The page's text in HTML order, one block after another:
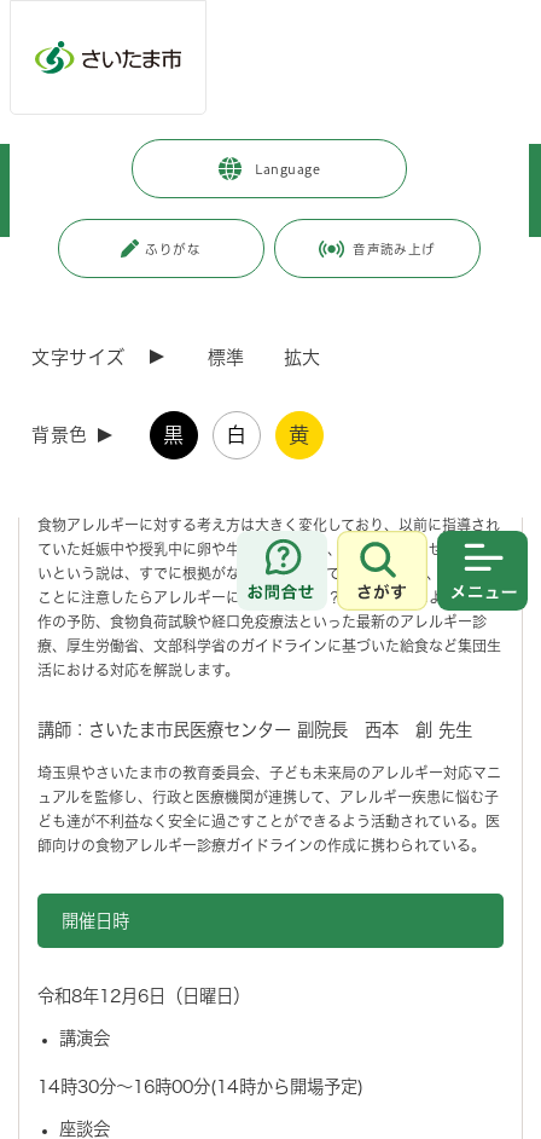
Language
ふりがな 音声読み上げ
文字サイズ 標準 拡大
背景色 黒 白 黄
お問合せ
さがす
健康・医療・福祉 > 健康・医療
アレルギーに関する情報
更新日付：2026年7月1日 / ページ番号：C098686
します。
令和8年度さいたま市食物アレルギー講演会を開催しま
す。
食物アレルギーに対する考え方は大きく変化しており、以前に指導され
ていた妊娠中や授乳中に卵や牛乳を食べない、離乳食を遅らせた方が良
いという説は、すでに根拠がないと否定されています。では、どういう
ことに注意したらアレルギーにならないのか？スキンケアによる経皮感
作の予防、食物負荷試験や経口免疫療法といった最新のアレルギー診
療、厚生労働省、文部科学省のガイドラインに基づいた給食など集団生
活における対応を解説します。
講師：さいたま市民医療センター 副院長 西本 創 先生
埼玉県やさいたま市の教育委員会、子ども未来局のアレルギー対応マニ
ュアルを監修し、行政と医療機関が連携して、アレルギー疾患に悩む子
ども達が不利益なく安全に過ごすことができるよう活動されている。医
師向けの食物アレルギー診療ガイドラインの作成に携わられている。
開催日時
令和8年12月6日（日曜日）
講演会
14時30分～16時00分(14時から開場予定)
座談会